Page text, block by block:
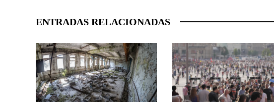
ENTRADAS RELACIONADAS